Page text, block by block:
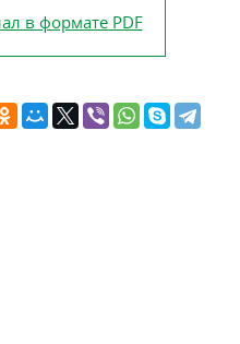
в формате PDF